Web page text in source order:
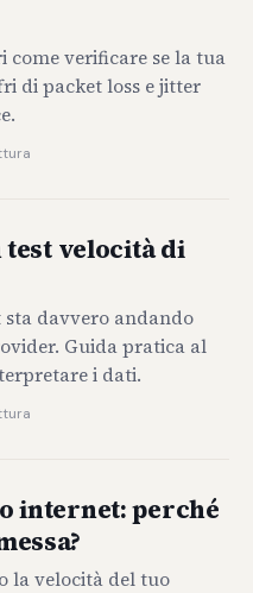
come verificare se la tua
di packet loss e jitter
test velocità di
davvero andando
Guida pratica al
i dati.
internet: perché
la velocità del tuo